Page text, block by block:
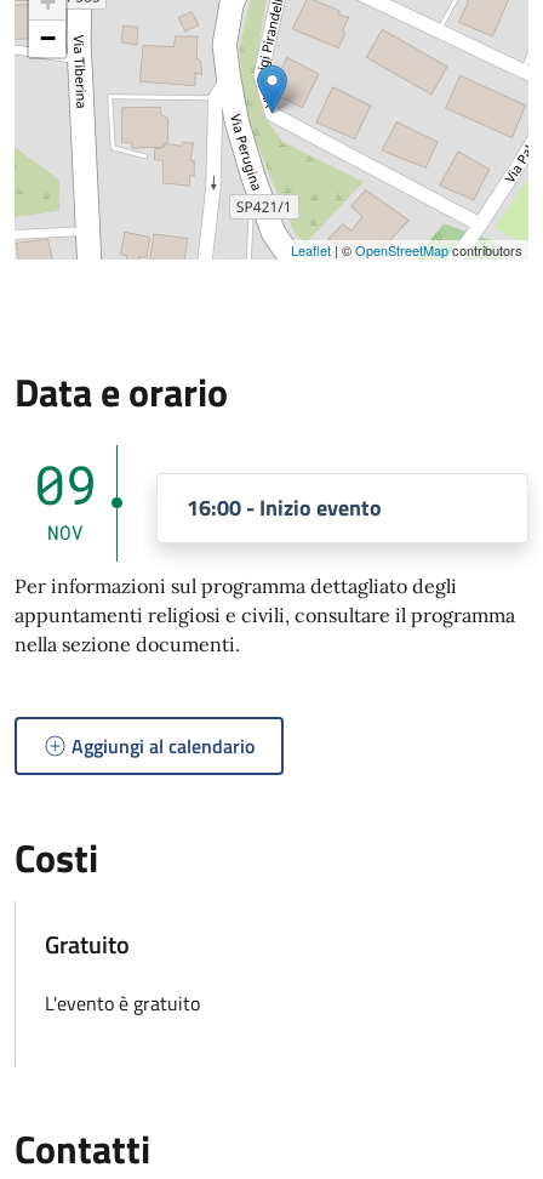
−
Leaflet | ©OpenStreetMapcontributors
Data e orario
09
NOV
16:00 - Inizio evento
Per informazioni sul programma dettagliato degli
appuntamenti religiosi e civili, consultare il programma
nella sezione documenti.
Aggiungi al calendario
Costi
Gratuito
L'evento è gratuito
Contatti